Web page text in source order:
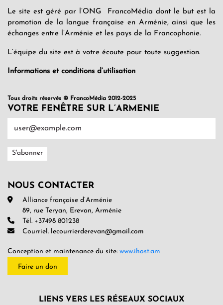
Le site est géré par l’ONG FrancoMédia dont le but est la
promotion de la langue française en Arménie, ainsi que les
échanges entre l’Arménie et les pays de la Francophonie.
L’équipe du site est à votre écoute pour toute suggestion.
Informations et conditions d’utilisation
Tous droits réservés © FrancoMédia 2012-2025
VOTRE FENÊTRE SUR L’ARMENIE
NOUS CONTACTER
Alliance française d’Arménie
89, rue Teryan, Erevan, Arménie
Tél. +37498 801238
Courriel. lecourrierderevan@gmail.com
Conception et maintenance du site: www.ihost.am
Faire un don
LIENS VERS LES RÉSEAUX SOCIAUX